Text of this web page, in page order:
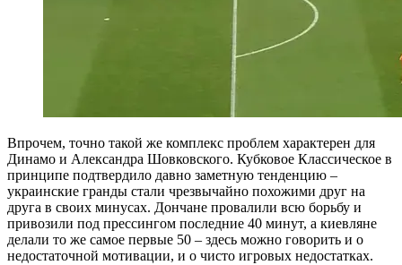
Впрочем, точно такой же комплекс проблем характерен для
Динамо и Александра Шовковского. Кубковое Классическое в
принципе подтвердило давно заметную тенденцию –
украинские гранды стали чрезвычайно похожими друг на
друга в своих минусах. Дончане провалили всю борьбу и
привозили под прессингом последние 40 минут, а киевляне
делали то же самое первые 50 – здесь можно говорить и о
недостаточной мотивации, и о чисто игровых недостатках.